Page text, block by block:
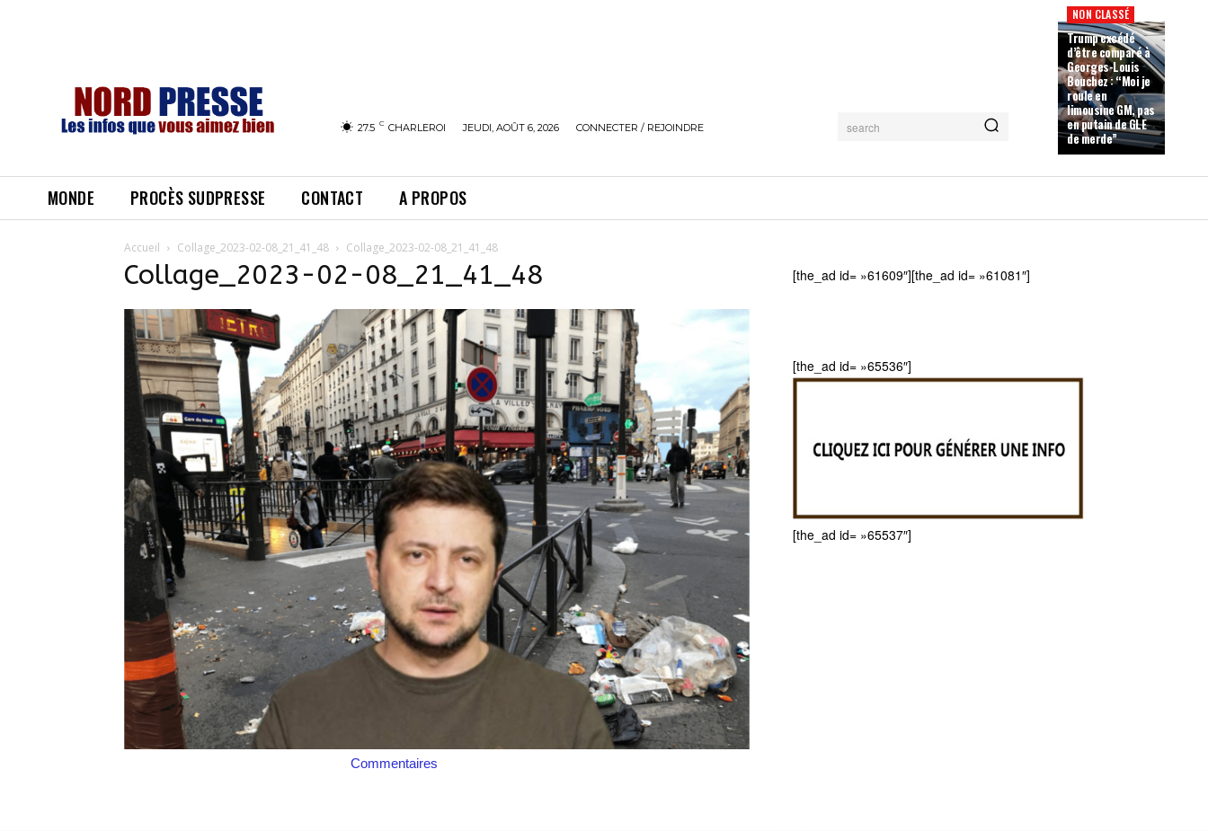
27.5 C CHARLEROI JEUDI, AOÛT 6, 2026 CONNECTER / REJOINDRE search
NON CLASSÉ
Trump excédé
d’être comparé à
Georges-Louis
Bouchez : “Moi je
roule en
limousine GM, pas
en putain de GLE
de merde”
MONDE PROCÈS SUDPRESSE CONTACT A PROPOS
Accueil Collage_2023-02-08_21_41_48 Collage_2023-02-08_21_41_48
Collage_2023-02-08_21_41_48
Commentaires
[the_ad id= »61609″][the_ad id= »61081″]
[the_ad id= »65536″]
[the_ad id= »65537″]